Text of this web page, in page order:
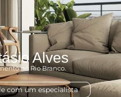
Alves
no Rio Branco.
com um especialista